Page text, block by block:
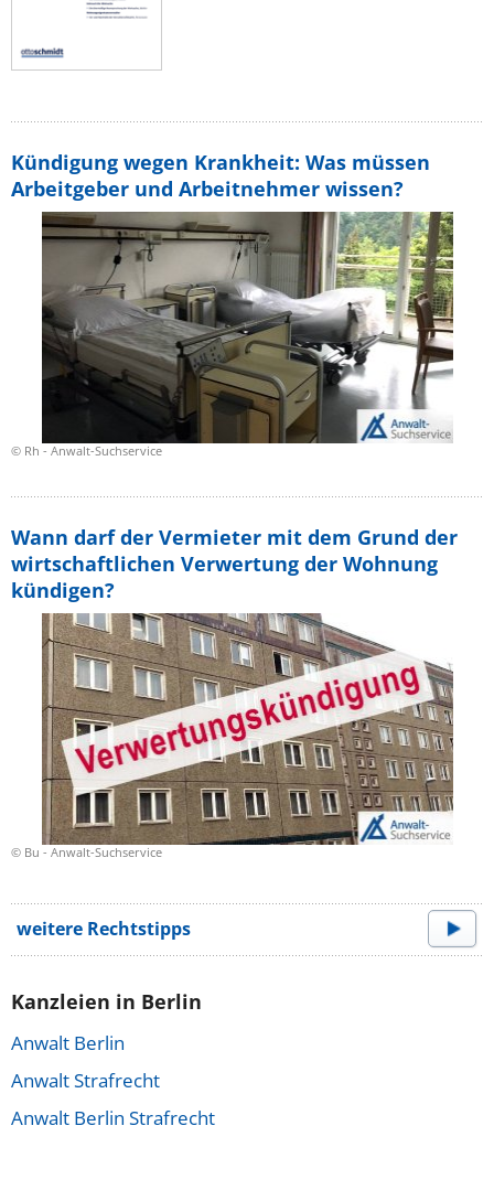
© Rh - Anwalt-Suchservice
Kündigung wegen Krankheit: Was müssen
Arbeitgeber und Arbeitnehmer wissen?
© Bu - Anwalt-Suchservice
Wann darf der Vermieter mit dem Grund der
wirtschaftlichen Verwertung der Wohnung
kündigen?
weitere Rechtstipps
Kanzleien in Berlin
Anwalt Berlin
Anwalt Strafrecht
Anwalt Berlin Strafrecht